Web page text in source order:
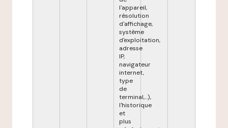
l'appareil,
résolution
d'affichage,
système
d'exploitation,
adresse
IP,
navigateur
internet,
type
de
terminal,...),
l'historique
et
plus